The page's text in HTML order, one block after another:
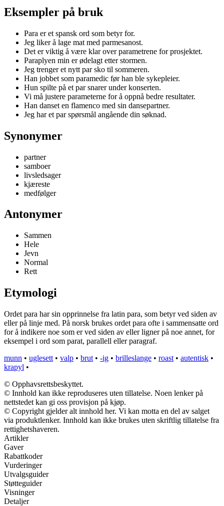
Eksempler på bruk
Para er et spansk ord som betyr for.
Jeg liker å lage mat med parmesanost.
Det er viktig å være klar over parametrene for prosjektet.
Paraplyen min er ødelagt etter stormen.
Jeg trenger et nytt par sko til sommeren.
Han jobbet som paramedic før han ble sykepleier.
Hun spilte på et par snarer under konserten.
Vi må justere parameterne for å oppnå bedre resultater.
Han danset en flamenco med sin dansepartner.
Jeg har et par spørsmål angående din søknad.
Synonymer
partner
samboer
livsledsager
kjæreste
medfølger
Antonymer
Sammen
Hele
Jevn
Normal
Rett
Etymologi
Ordet para har sin opprinnelse fra latin para, som betyr ved siden av
eller på linje med. På norsk brukes ordet para ofte i sammensatte ord
for å indikere noe som er ved siden av eller ligner på noe annet, for
eksempel i ord som parat, parallell eller paragraf.
munn • uglesett • valp • brut • -ig • brilleslange • roast • autentisk •
krapyl •
© Opphavsrettsbeskyttet.
© Innhold kan ikke reproduseres uten tillatelse. Noen lenker på
nettstedet kan gi oss provisjon på kjøp.
© Copyright gjelder alt innhold her. Vi kan motta en del av salget
via produktlenker. Innhold kan ikke brukes uten skriftlig tillatelse fra
rettighetshaveren.
Artikler
Gaver
Rabattkoder
Vurderinger
Utvalgsguider
Støtteguider
Visninger
Detaljer